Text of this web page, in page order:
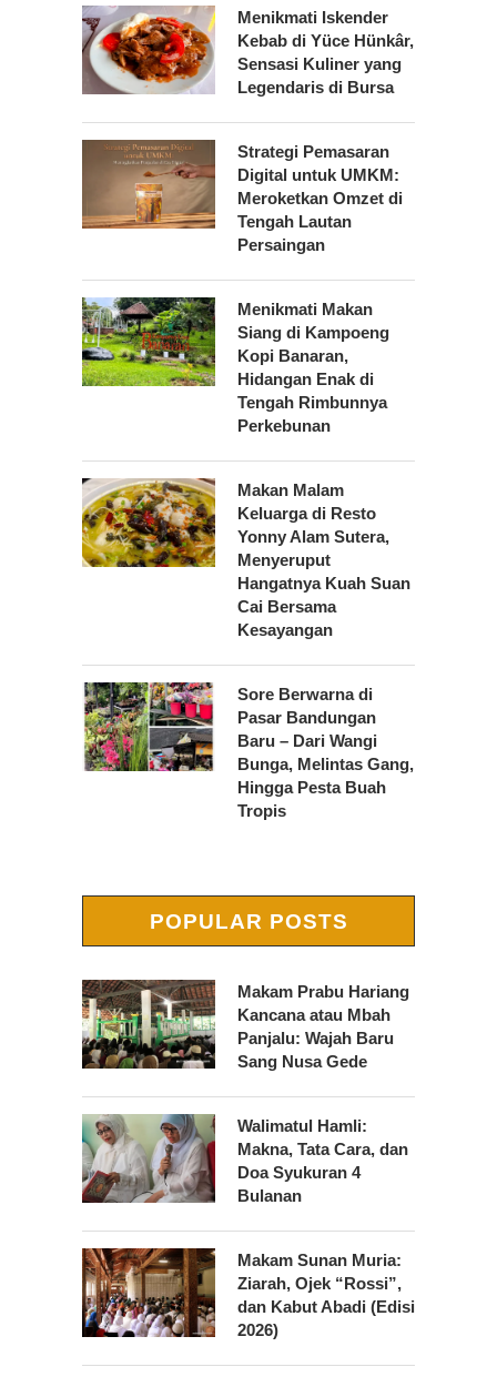
Menikmati Iskender
Kebab di Yüce Hünkâr,
Sensasi Kuliner yang
Legendaris di Bursa
Strategi Pemasaran
Digital untuk UMKM:
Meroketkan Omzet di
Tengah Lautan
Persaingan
Menikmati Makan
Siang di Kampoeng
Kopi Banaran,
Hidangan Enak di
Tengah Rimbunnya
Perkebunan
Makan Malam
Keluarga di Resto
Yonny Alam Sutera,
Menyeruput
Hangatnya Kuah Suan
Cai Bersama
Kesayangan
Sore Berwarna di
Pasar Bandungan
Baru – Dari Wangi
Bunga, Melintas Gang,
Hingga Pesta Buah
Tropis
POPULAR POSTS
Makam Prabu Hariang
Kancana atau Mbah
Panjalu: Wajah Baru
Sang Nusa Gede
Walimatul Hamli:
Makna, Tata Cara, dan
Doa Syukuran 4
Bulanan
Makam Sunan Muria:
Ziarah, Ojek “Rossi”,
dan Kabut Abadi (Edisi
2026)